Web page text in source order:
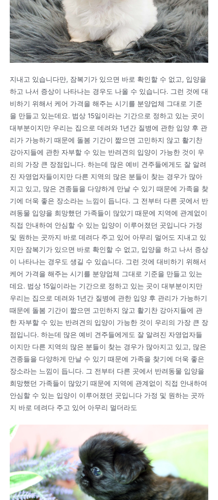
지내고 있습니다만, 잠복기가 있으면 바로 확인할 수 없고, 입양을
하고 나서 증상이 나타나는 경우도 나올 수 있습니다. 그런 것에 대
비하기 위해서 케어 가격을 해주는 시기를 분양업체 그대로 기준
을 만들고 있는데요. 법상 15일이라는 기간으로 정하고 있는 곳이
대부분이지만 우리는 집으로 데려와 1년간 질병에 관한 입양 후 관
리가 가능하기 때문에 돌봄 기간이 짧으면 고민하지 않고 활기찬
강아지들에 관한 자부할 수 있는 반려견의 입양이 가능한 것이 우
리의 가장 큰 장점입니다. 하는데 많은 예비 견주들에게도 잘 알려
진 자영업자들이지만 다른 지역의 많은 분들이 찾는 경우가 많아
지고 있고, 많은 견종들을 다양하게 만날 수 있기 때문에 가족을 찾
기에 더욱 좋은 장소라는 느낌이 듭니다. 그 전부터 다른 곳에서 반
려동물 입양을 희망했던 가족들이 많았기 때문에 지역에 관계없이
직접 안내하여 안심할 수 있는 입양이 이루어졌던 곳입니다 가정
및 원하는 곳까지 바로 데려다 주고 있어 아무리 멀어도 지내고 있
지만 잠복기가 있으면 바로 확인할 수 없고, 입양을 하고 나서 증상
이 나타나는 경우도 생길 수 있습니다. 그런 것에 대비하기 위해서
케어 가격을 해주는 시기를 분양업체 그대로 기준을 만들고 있는
데요. 법상 15일이라는 기간으로 정하고 있는 곳이 대부분이지만
우리는 집으로 데려와 1년간 질병에 관한 입양 후 관리가 가능하기
때문에 돌봄 기간이 짧으면 고민하지 않고 활기찬 강아지들에 관
한 자부할 수 있는 반려견의 입양이 가능한 것이 우리의 가장 큰 장
점입니다. 하는데 많은 예비 견주들에게도 잘 알려진 자영업자들
이지만 다른 지역의 많은 분들이 찾는 경우가 많아지고 있고, 많은
견종들을 다양하게 만날 수 있기 때문에 가족을 찾기에 더욱 좋은
장소라는 느낌이 듭니다. 그 전부터 다른 곳에서 반려동물 입양을
희망했던 가족들이 많았기 때문에 지역에 관계없이 직접 안내하여
안심할 수 있는 입양이 이루어졌던 곳입니다 가정 및 원하는 곳까
지 바로 데려다 주고 있어 아무리 멀더라도